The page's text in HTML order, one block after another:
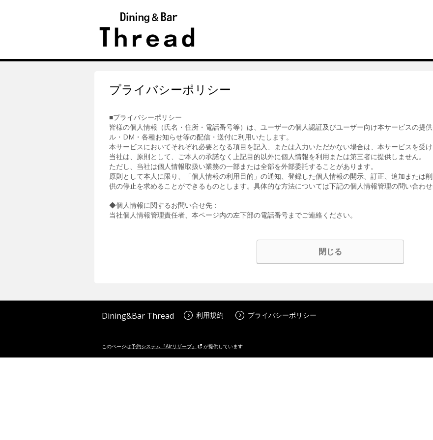
プライバシーポリシー
■プライバシーポリシー
皆様の個人情報（氏名・住所・電話番号等）は、ユーザーの個人認証及びユーザー向け本サービスの提
ル・DM・各種お知らせ等の配信・送付に利用いたします。
本サービスにおいてそれぞれ必要となる項目を記入、または入力いただかない場合は、本サービスを受け
当社は、原則として、ご本人の承諾なく上記目的以外に個人情報を利用または第三者に提供しません。
ただし、当社は個人情報取扱い業務の一部または全部を外部委託することがあります。
原則として本人に限り、「個人情報の利用目的」の通知、登録した個人情報の開示、訂正、追加または
供の停止を求めることができるものとします。具体的な方法については下記の個人情報管理の問い合わ
◆個人情報に関するお問い合せ先：
当社個人情報管理責任者、本ページ内の左下部の電話番号までご連絡ください。
閉じる
Dining&Bar Thread 利用規約 プライバシーポリシー
このページは予約システム『Airリザーブ』 が提供しています